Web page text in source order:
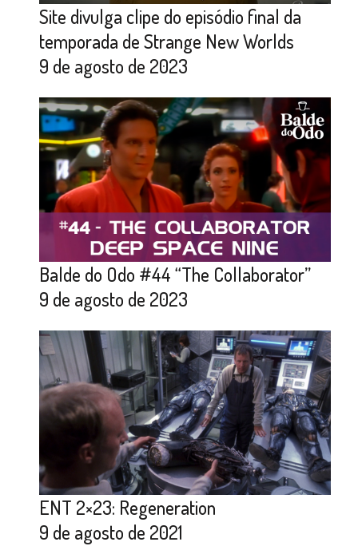
Site divulga clipe do episódio final da
temporada de Strange New Worlds
9 de agosto de 2023
Balde do Odo #44 “The Collaborator”
9 de agosto de 2023
ENT 2×23: Regeneration
9 de agosto de 2021